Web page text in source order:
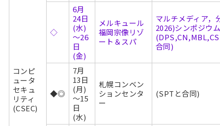
コンピ
ュータ
セキュ
リティ
(CSEC)
◇
6月
24日
(水)
～26
日
(金)
メルキュール
福岡宗像リゾ
ート＆スパ
マルチメディア，
2026)シンポジウ
合同)
◆◎
7月
13日
(月)
～15
日
(水)
札幌コンベン
ションセンタ
ー
(SPTと合同)